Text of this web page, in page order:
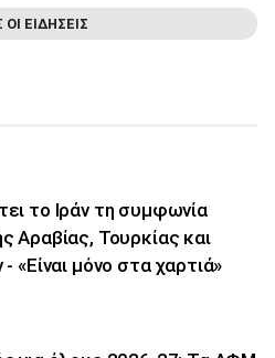
ΟΙ ΕΙΔΗΣΕΙΣ
το Ιράν τη συμφωνία
Αραβίας, Τουρκίας και
«Είναι μόνο στα χαρτιά»